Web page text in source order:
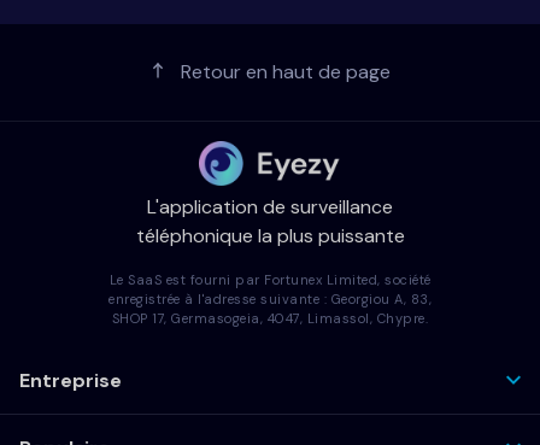
Retour en haut de page
L'application de surveillance
téléphonique la plus puissante
Le SaaS est fourni par Fortunex Limited, société
enregistrée à l'adresse suivante : Georgiou A, 83,
SHOP 17, Germasogeia, 4047, Limassol, Chypre.
Entreprise